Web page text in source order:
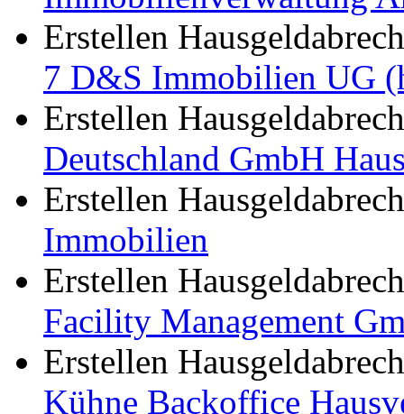
Erstellen
7 D&S Immobilien UG
Erstellen
Deutschland GmbH
Erstellen
Immobilien
Erstellen
Facility Management
Erstellen
Kühne Backoffice